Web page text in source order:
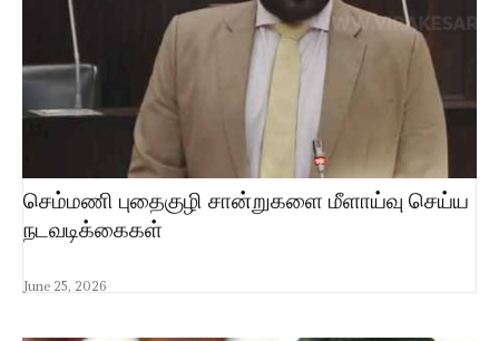
செம்மணி புதைகுழி சான்றுகளை மீளாய்வு செய்ய
நடவடிக்கைகள்
June 25, 2026